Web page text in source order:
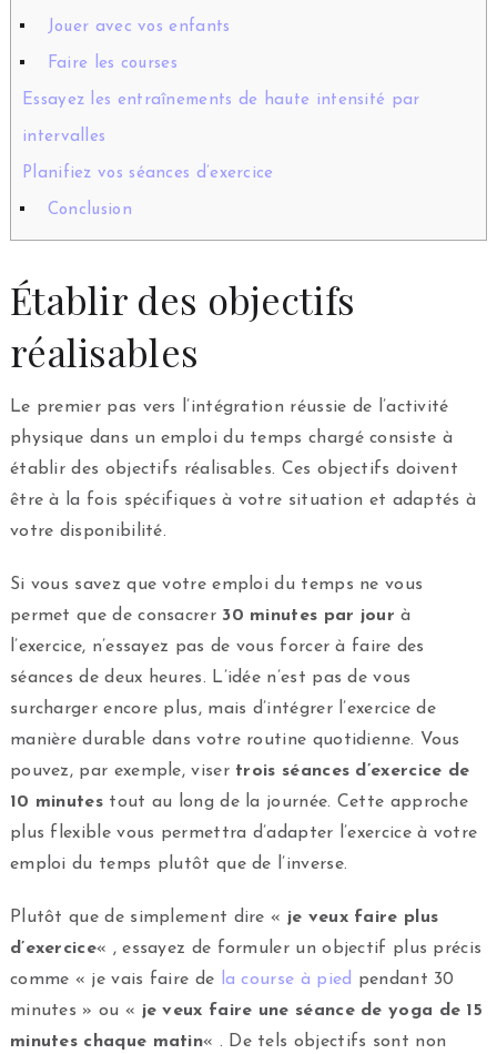
Jouer avec vos enfants
Faire les courses
Essayez les entraînements de haute intensité par
intervalles
Planifiez vos séances d’exercice
Conclusion
Établir des objectifs
réalisables
Le premier pas vers l’intégration réussie de l’activité
physique dans un emploi du temps chargé consiste à
établir des objectifs réalisables. Ces objectifs doivent
être à la fois spécifiques à votre situation et adaptés à
votre disponibilité.
Si vous savez que votre emploi du temps ne vous
permet que de consacrer 30 minutes par jour à
l’exercice, n’essayez pas de vous forcer à faire des
séances de deux heures. L’idée n’est pas de vous
surcharger encore plus, mais d’intégrer l’exercice de
manière durable dans votre routine quotidienne. Vous
pouvez, par exemple, viser trois séances d’exercice de
10 minutes tout au long de la journée. Cette approche
plus flexible vous permettra d’adapter l’exercice à votre
emploi du temps plutôt que de l’inverse.
Plutôt que de simplement dire « je veux faire plus
d’exercice« , essayez de formuler un objectif plus précis
comme « je vais faire de la course à pied pendant 30
minutes » ou « je veux faire une séance de yoga de 15
minutes chaque matin« . De tels objectifs sont non